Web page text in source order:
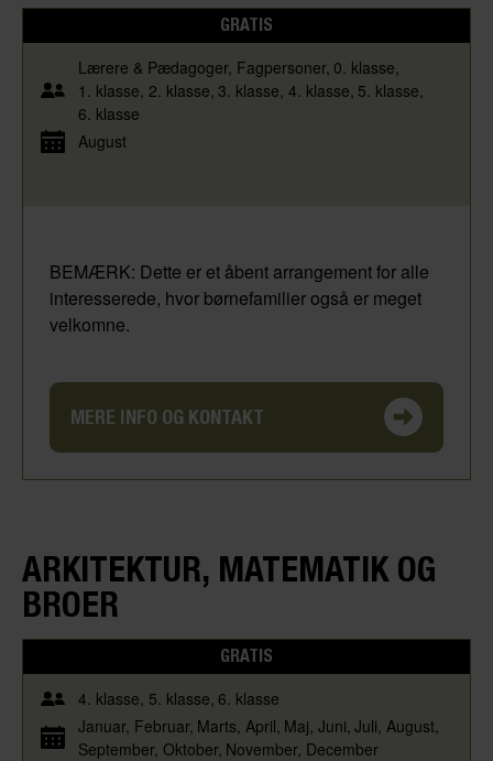
GRATIS
Lærere & Pædagoger Fagpersoner 0. klasse
1. klasse 2. klasse 3. klasse 4. klasse 5. klasse
6. klasse
August
BEMÆRK: Dette er et åbent arrangement for alle
interesserede, hvor børnefamilier også er meget
velkomne.
MERE INFO OG KONTAKT
ARKITEKTUR, MATEMATIK OG
BROER
GRATIS
4. klasse 5. klasse 6. klasse
Januar Februar Marts April Maj Juni Juli August
September Oktober November December